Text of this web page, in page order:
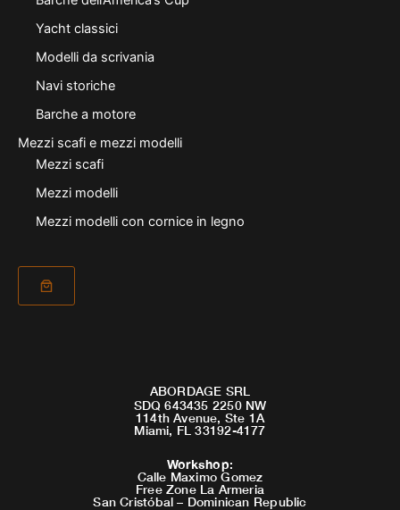
Yacht classici
Modelli da scrivania
Navi storiche
Barche a motore
Mezzi scafi e mezzi modelli
Mezzi scafi
Mezzi modelli
Mezzi modelli con cornice in legno
ABORDAGE SRL
SDQ 643435 2250 NW
114th Avenue, Ste 1A
Miami, FL 33192-4177
Workshop:
Calle Maximo Gomez
Free Zone La Armeria
San Cristóbal – Dominican Republic